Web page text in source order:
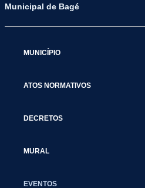
Municipal de Bagé
MUNICÍPIO
ATOS NORMATIVOS
DECRETOS
MURAL
EVENTOS